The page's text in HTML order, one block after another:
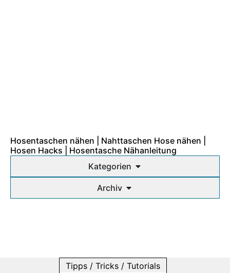
Hosentaschen nähen | Nahttaschen Hose nähen |
Hosen Hacks | Hosentasche Nähanleitung
Kategorien
Archiv
Tipps / Tricks / Tutorials